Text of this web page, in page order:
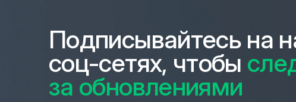
Подписывайтесь на
соц-сетях, чтобы
за обновлениями